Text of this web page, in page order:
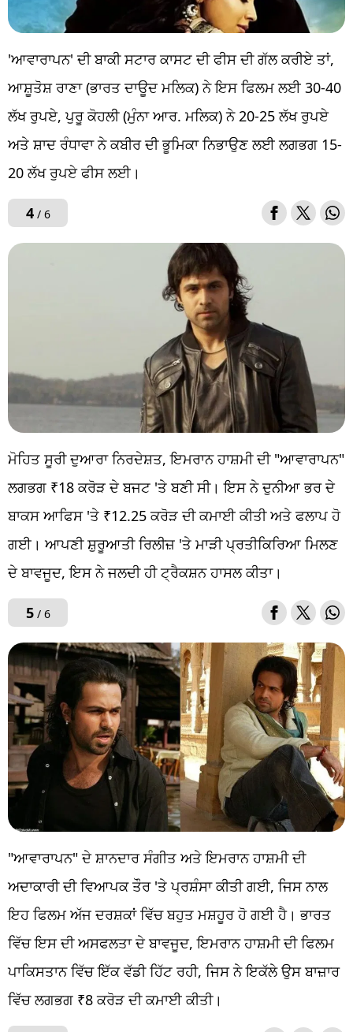
'ਆਵਾਰਾਪਨ' ਦੀ ਬਾਕੀ ਸਟਾਰ ਕਾਸਟ ਦੀ ਫੀਸ ਦੀ ਗੱਲ ਕਰੀਏ ਤਾਂ,
ਆਸ਼ੂਤੋਸ਼ ਰਾਣਾ (ਭਾਰਤ ਦਾਊਦ ਮਲਿਕ) ਨੇ ਇਸ ਫਿਲਮ ਲਈ 30-40
ਲੱਖ ਰੁਪਏ, ਪੁਰੂ ਕੋਹਲੀ (ਮੁੰਨਾ ਆਰ. ਮਲਿਕ) ਨੇ 20-25 ਲੱਖ ਰੁਪਏ
ਅਤੇ ਸ਼ਾਦ ਰੰਧਾਵਾ ਨੇ ਕਬੀਰ ਦੀ ਭੂਮਿਕਾ ਨਿਭਾਉਣ ਲਈ ਲਗਭਗ 15-
20 ਲੱਖ ਰੁਪਏ ਫੀਸ ਲਈ।
4/ 6
ਮੋਹਿਤ ਸੂਰੀ ਦੁਆਰਾ ਨਿਰਦੇਸ਼ਤ, ਇਮਰਾਨ ਹਾਸ਼ਮੀ ਦੀ "ਆਵਾਰਾਪਨ"
ਲਗਭਗ ₹18 ਕਰੋੜ ਦੇ ਬਜਟ 'ਤੇ ਬਣੀ ਸੀ। ਇਸ ਨੇ ਦੁਨੀਆ ਭਰ ਦੇ
ਬਾਕਸ ਆਫਿਸ 'ਤੇ ₹12.25 ਕਰੋੜ ਦੀ ਕਮਾਈ ਕੀਤੀ ਅਤੇ ਫਲਾਪ ਹੋ
ਗਈ। ਆਪਣੀ ਸ਼ੁਰੂਆਤੀ ਰਿਲੀਜ਼ 'ਤੇ ਮਾੜੀ ਪ੍ਰਤੀਕਿਰਿਆ ਮਿਲਣ
ਦੇ ਬਾਵਜੂਦ, ਇਸ ਨੇ ਜਲਦੀ ਹੀ ਟ੍ਰੈਕਸ਼ਨ ਹਾਸਲ ਕੀਤਾ।
5/ 6
"ਆਵਾਰਾਪਨ" ਦੇ ਸ਼ਾਨਦਾਰ ਸੰਗੀਤ ਅਤੇ ਇਮਰਾਨ ਹਾਸ਼ਮੀ ਦੀ
ਅਦਾਕਾਰੀ ਦੀ ਵਿਆਪਕ ਤੌਰ 'ਤੇ ਪ੍ਰਸ਼ੰਸਾ ਕੀਤੀ ਗਈ, ਜਿਸ ਨਾਲ
ਇਹ ਫਿਲਮ ਅੱਜ ਦਰਸ਼ਕਾਂ ਵਿੱਚ ਬਹੁਤ ਮਸ਼ਹੂਰ ਹੋ ਗਈ ਹੈ। ਭਾਰਤ
ਵਿੱਚ ਇਸ ਦੀ ਅਸਫਲਤਾ ਦੇ ਬਾਵਜੂਦ, ਇਮਰਾਨ ਹਾਸ਼ਮੀ ਦੀ ਫਿਲਮ
ਪਾਕਿਸਤਾਨ ਵਿੱਚ ਇੱਕ ਵੱਡੀ ਹਿੱਟ ਰਹੀ, ਜਿਸ ਨੇ ਇਕੱਲੇ ਉਸ ਬਾਜ਼ਾਰ
ਵਿੱਚ ਲਗਭਗ ₹8 ਕਰੋੜ ਦੀ ਕਮਾਈ ਕੀਤੀ।